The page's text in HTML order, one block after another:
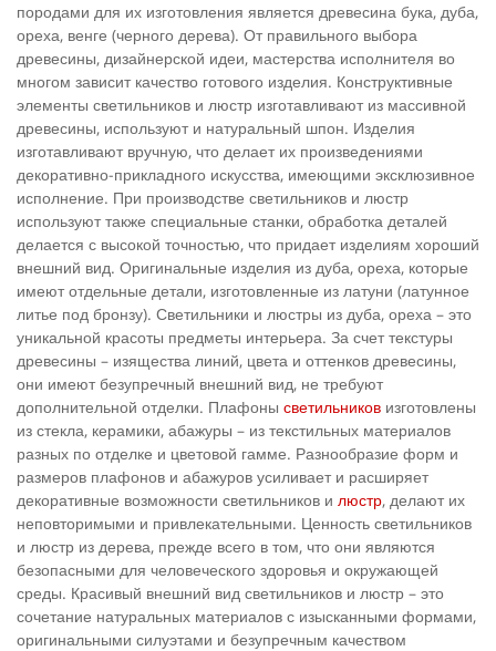
породами для их изготовления является древесина бука, дуба,
ореха, венге (черного дерева). От правильного выбора
древесины, дизайнерской идеи, мастерства исполнителя во
многом зависит качество готового изделия. Конструктивные
элементы светильников и люстр изготавливают из массивной
древесины, используют и натуральный шпон. Изделия
изготавливают вручную, что делает их произведениями
декоративно-прикладного искусства, имеющими эксклюзивное
исполнение. При производстве светильников и люстр
используют также специальные станки, обработка деталей
делается с высокой точностью, что придает изделиям хороший
внешний вид. Оригинальные изделия из дуба, ореха, которые
имеют отдельные детали, изготовленные из латуни (латунное
литье под бронзу). Светильники и люстры из дуба, ореха – это
уникальной красоты предметы интерьера. За счет текстуры
древесины – изящества линий, цвета и оттенков древесины,
они имеют безупречный внешний вид, не требуют
дополнительной отделки. Плафоны светильников изготовлены
из стекла, керамики, абажуры – из текстильных материалов
разных по отделке и цветовой гамме. Разнообразие форм и
размеров плафонов и абажуров усиливает и расширяет
декоративные возможности светильников и люстр, делают их
неповторимыми и привлекательными. Ценность светильников
и люстр из дерева, прежде всего в том, что они являются
безопасными для человеческого здоровья и окружающей
среды. Красивый внешний вид светильников и люстр – это
сочетание натуральных материалов с изысканными формами,
оригинальными силуэтами и безупречным качеством